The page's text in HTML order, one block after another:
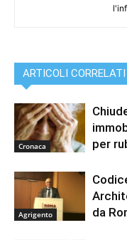
ARTICOLI CORRELATI
Cronaca
per
Agrigento
da